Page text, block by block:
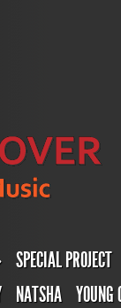
SPECIAL PROJECT
NATSHA YOUNG